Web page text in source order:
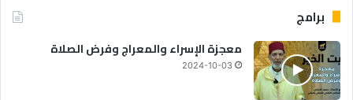
برامج
معجزة الإسراء والمعراج وفرض الصلاة
2024-10-03